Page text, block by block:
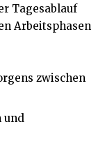
Tagesablauf
Arbeitsphasen
zwischen
und